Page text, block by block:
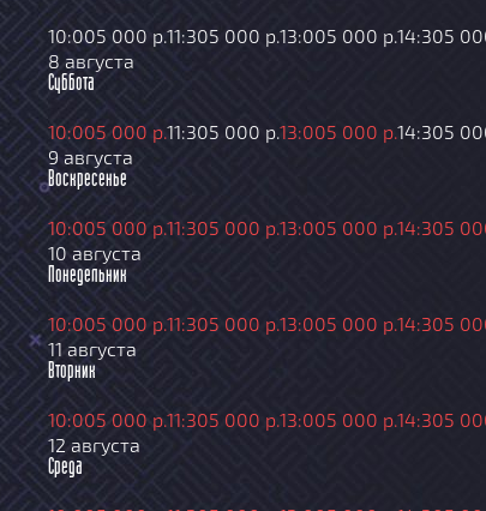
10:005 000 р.11:305 000 р.13:005 000 р.14:305
8 августа
Суббота
10:005 000 р.11:305 000 р.13:005 000 р.14:305
9 августа
Воскресенье
10:005 000 р.11:305 000 р.13:005 000 р.14:305
10 августа
Понедельник
10:005 000 р.11:305 000 р.13:005 000 р.14:305
11 августа
Вторник
10:005 000 р.11:305 000 р.13:005 000 р.14:305
12 августа
Среда